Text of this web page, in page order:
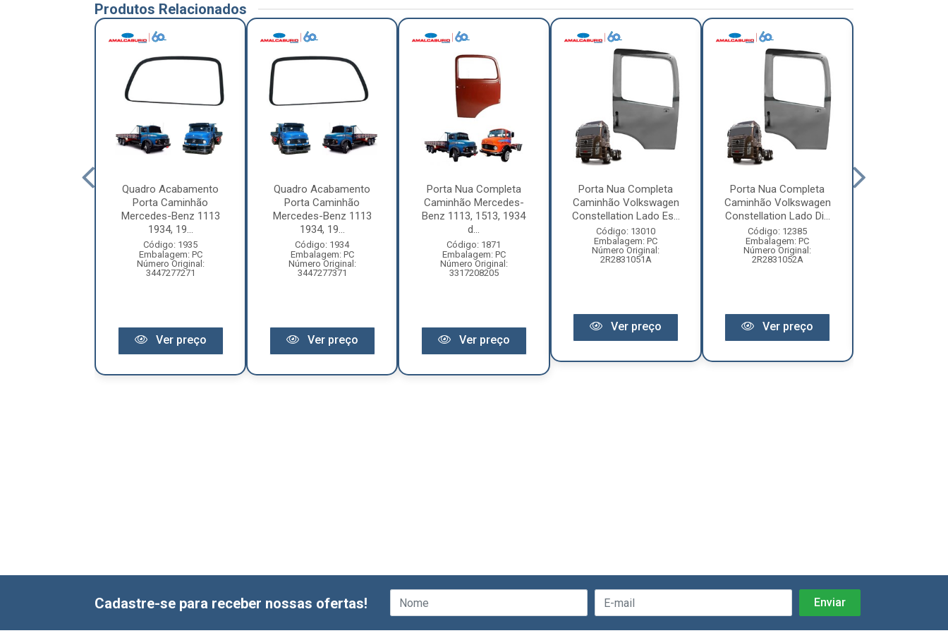
Produtos Relacionados
Quadro Acabamento
Porta Caminhão
Mercedes-Benz 1113
1934, 19...
Código: 1935
Embalagem: PC
Número Original:
3447277271
Ver preço
Quadro Acabamento
Porta Caminhão
Mercedes-Benz 1113
1934, 19...
Código: 1934
Embalagem: PC
Número Original:
3447277371
Ver preço
Porta Nua Completa
Caminhão Mercedes-
Benz 1113, 1513, 1934
d...
Código: 1871
Embalagem: PC
Número Original:
3317208205
Ver preço
Porta Nua Completa
Caminhão Volkswagen
Constellation Lado Es...
Código: 13010
Embalagem: PC
Número Original:
2R2831051A
Ver preço
Porta Nua Completa
Caminhão Volkswagen
Constellation Lado Di...
Código: 12385
Embalagem: PC
Número Original:
2R2831052A
Ver preço
Cadastre-se para receber nossas ofertas!